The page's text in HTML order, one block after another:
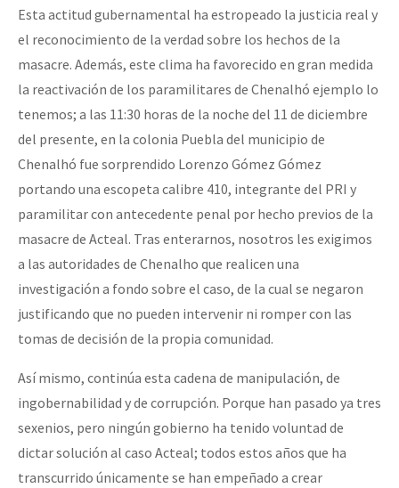
Esta actitud gubernamental ha estropeado la justicia real y
el reconocimiento de la verdad sobre los hechos de la
masacre. Además, este clima ha favorecido en gran medida
la reactivación de los paramilitares de Chenalhó ejemplo lo
tenemos; a las 11:30 horas de la noche del 11 de diciembre
del presente, en la colonia Puebla del municipio de
Chenalhó fue sorprendido Lorenzo Gómez Gómez
portando una escopeta calibre 410, integrante del PRI y
paramilitar con antecedente penal por hecho previos de la
masacre de Acteal. Tras enterarnos, nosotros les exigimos
a las autoridades de Chenalho que realicen una
investigación a fondo sobre el caso, de la cual se negaron
justificando que no pueden intervenir ni romper con las
tomas de decisión de la propia comunidad.
Así mismo, continúa esta cadena de manipulación, de
ingobernabilidad y de corrupción. Porque han pasado ya tres
sexenios, pero ningún gobierno ha tenido voluntad de
dictar solución al caso Acteal; todos estos años que ha
transcurrido únicamente se han empeñado a crear